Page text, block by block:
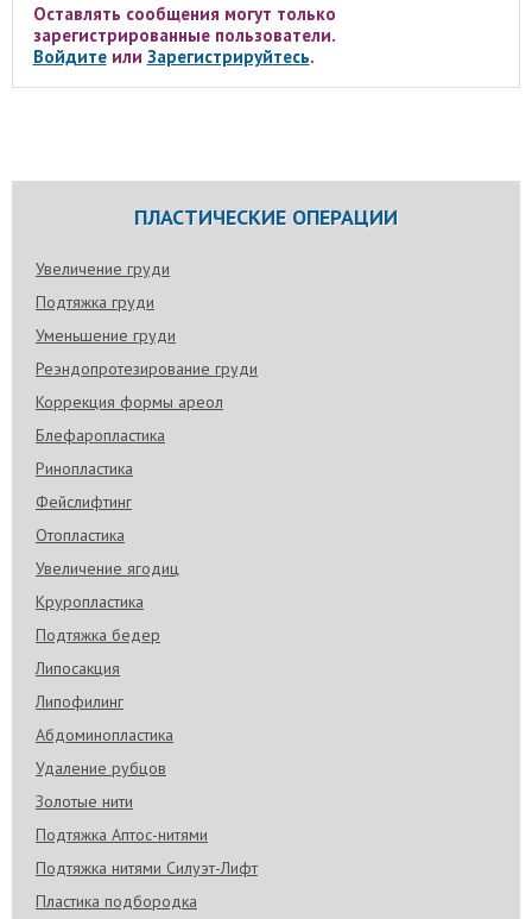
Оставлять сообщения могут только
зарегистрированные пользователи.
Войдитеили Зарегистрируйтесь.
ПЛАСТИЧЕСКИЕ ОПЕРАЦИИ
Увеличение груди
Подтяжка груди
Уменьшение груди
Реэндопротезирование груди
Коррекция формы ареол
Блефаропластика
Ринопластика
Фейслифтинг
Отопластика
Увеличение ягодиц
Круропластика
Подтяжка бедер
Липосакция
Липофилинг
Абдоминопластика
Удаление рубцов
Золотые нити
Подтяжка Аптос-нитями
Подтяжка нитями Силуэт-Лифт
Пластика подбородка